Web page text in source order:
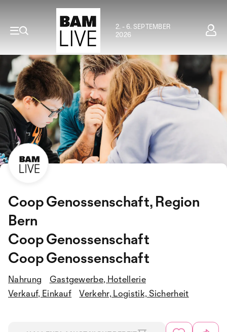
2. - 6. SEPTEMBER
2026
Coop Genossenschaft, Region
Bern
Coop Genossenschaft
Coop Genossenschaft
Nahrung
Gastgewerbe, Hotellerie
Verkauf, Einkauf
Verkehr, Logistik, Sicherheit